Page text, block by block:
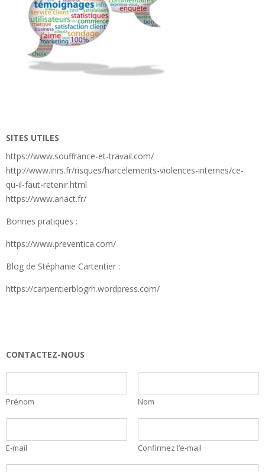
SITES UTILES
https://www.souffrance-et-travail.com/
http://www.inrs.fr/risques/harcelements-violences-internes/ce-
qu-il-faut-retenir.html
https://www.anact.fr/
Bonnes pratiques :
https://www.preventica.com/
Blog de Stéphanie Cartentier :
https://carpentierblogrh.wordpress.com/
CONTACTEZ-NOUS
Prénom Nom
E-mail Confirmez l’e-mail